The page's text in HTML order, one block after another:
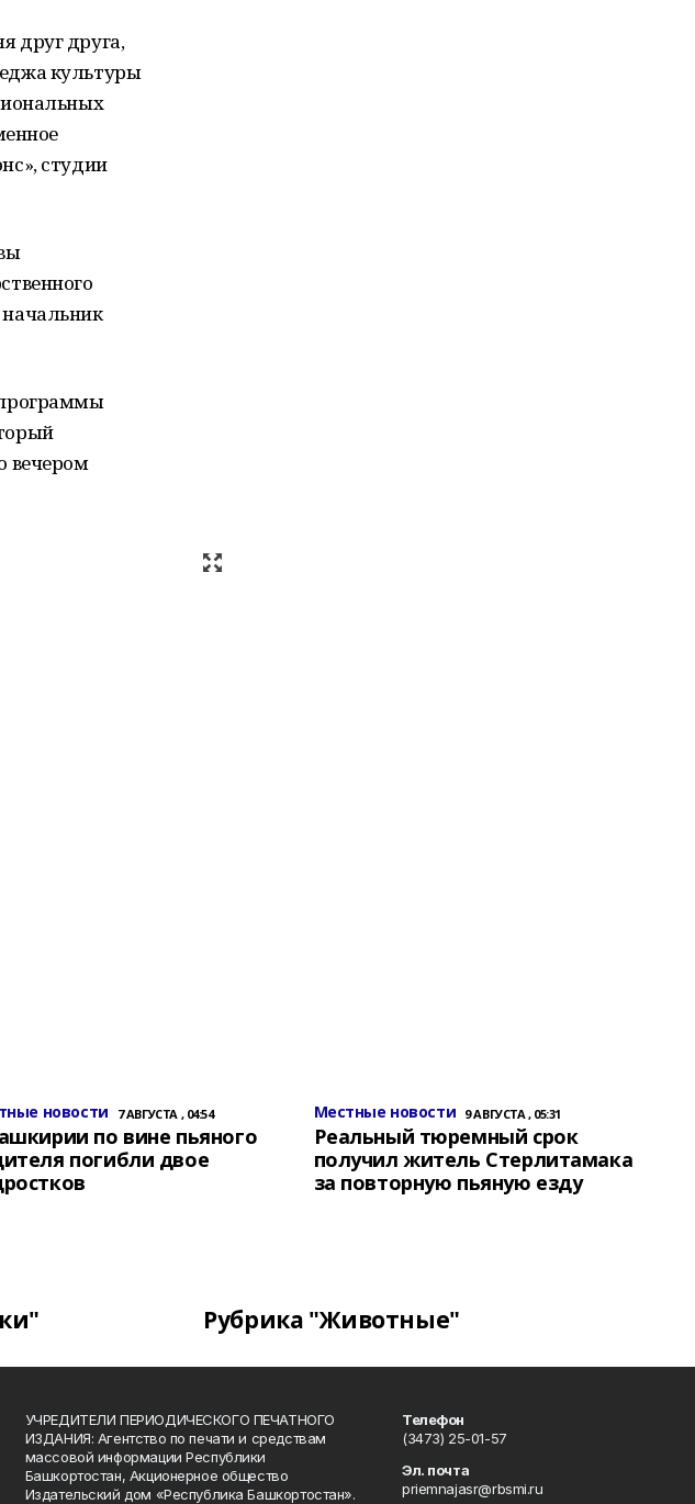
друг друга,
культуры
студии
вечером
новости 7 АВГУСТА , 04:54
по вине пьяного
погибли двое
Местные новости 9 АВГУСТА , 05:31
Реальный тюремный срок
получил житель Стерлитамака
за повторную пьяную езду
Рубрика "Животные"
УЧРЕДИТЕЛИ ПЕРИОДИЧЕСКОГО ПЕЧАТНОГО
ИЗДАНИЯ: Агентство по печати и средствам
массовой информации Республики
Башкортостан, Акционерное общество
Издательский дом «Республика Башкортостан».
Телефон
(3473) 25-01-57
Эл. почта
priemnajasr@rbsmi.ru